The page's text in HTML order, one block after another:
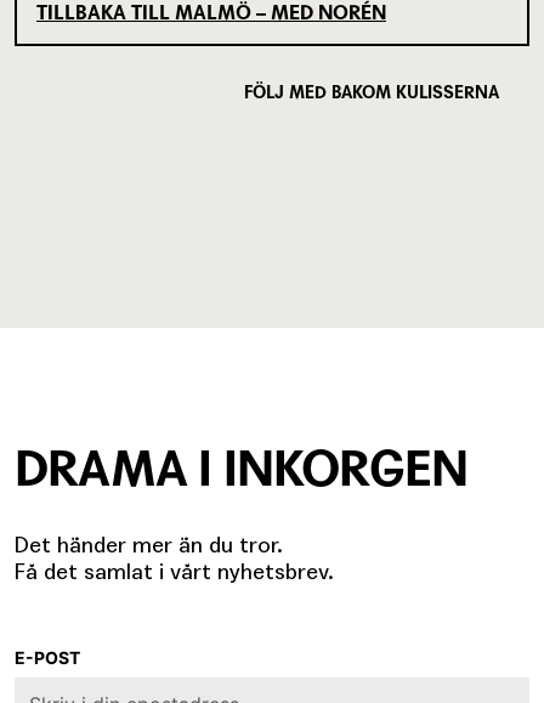
TILLBAKA TILL MALMÖ – MED NORÉN
FÖLJ MED BAKOM KULISSERNA
DRAMA I INKORGEN
Det händer mer än du tror.
Få det samlat i vårt nyhetsbrev.
E-POST